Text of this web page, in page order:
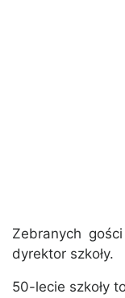
Zebranych
dyrektor szkoły.
50-lecie szkoły